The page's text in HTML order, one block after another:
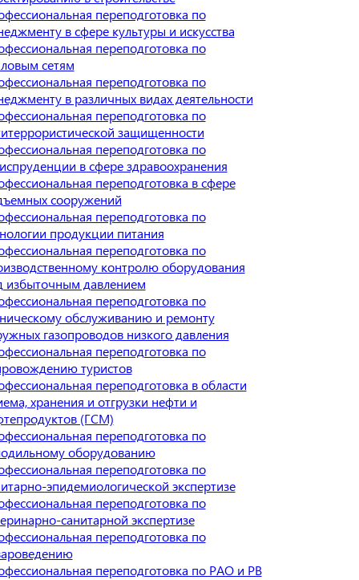
переподготовка по
в сфере культуры и искусства
переподготовка по
сетям
переподготовка по
в различных видах деятельности
переподготовка по
защищенности
переподготовка по
в сфере здравоохранения
переподготовка в сфере
сооружений
переподготовка по
продукции питания
переподготовка по
контролю оборудования
избыточным давлением
переподготовка по
обслуживанию и ремонту
газопроводов низкого давления
переподготовка по
туристов
переподготовка в области
хранения и отгрузки нефти и
(ГСМ)
переподготовка по
оборудованию
переподготовка по
эпидемиологической экспертизе
переподготовка по
санитарной экспертизе
переподготовка по
переподготовка по РАО и РВ